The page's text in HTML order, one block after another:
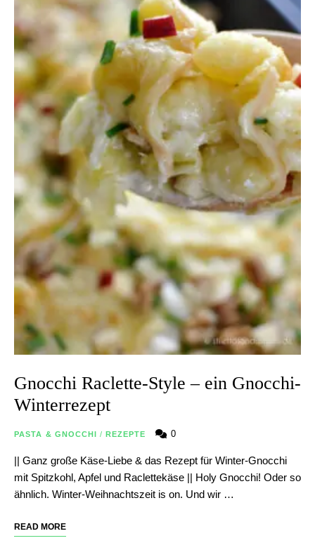
Gnocchi Raclette-Style – ein Gnocchi-
Winterrezept
PASTA & GNOCCHI / REZEPTE 0
|| Ganz große Käse-Liebe & das Rezept für Winter-Gnocchi
mit Spitzkohl, Apfel und Raclettekäse || Holy Gnocchi! Oder so
ähnlich. Winter-Weihnachtszeit is on. Und wir …
READ MORE